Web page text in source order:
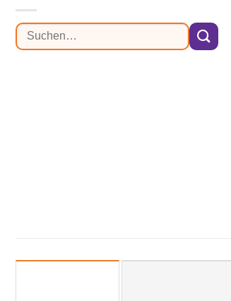
Suchen
nach: